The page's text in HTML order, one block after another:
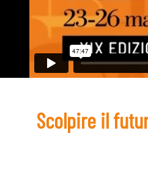
Scolpire il